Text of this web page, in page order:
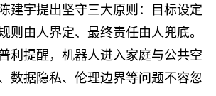
建宇提出坚守三大原则：目标设定
则由人界定、最终责任由人兜底。
利提醒，机器人进入家庭与公共空
数据隐私、伦理边界等问题不容忽